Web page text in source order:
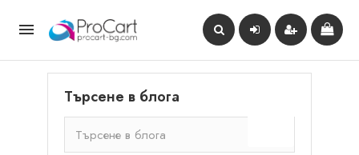

Търсене в блога